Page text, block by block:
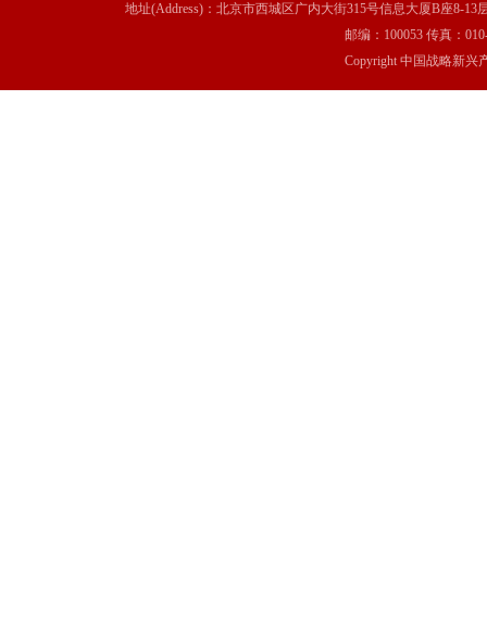
地址(Address)：北京市西城区广内大街315号信息大厦B座8-13
邮编：100053 传真：
Copyright 中国战略新兴